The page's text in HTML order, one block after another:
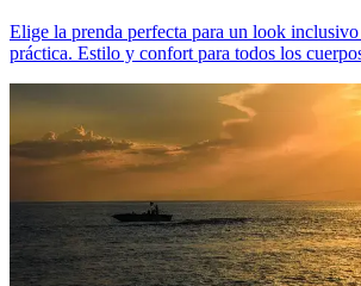
Elige la prenda perfecta para un look
práctica. Estilo y confort para todos los